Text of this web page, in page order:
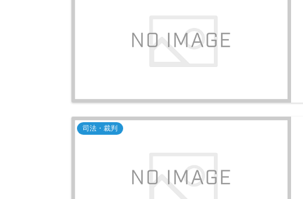
司法・裁判